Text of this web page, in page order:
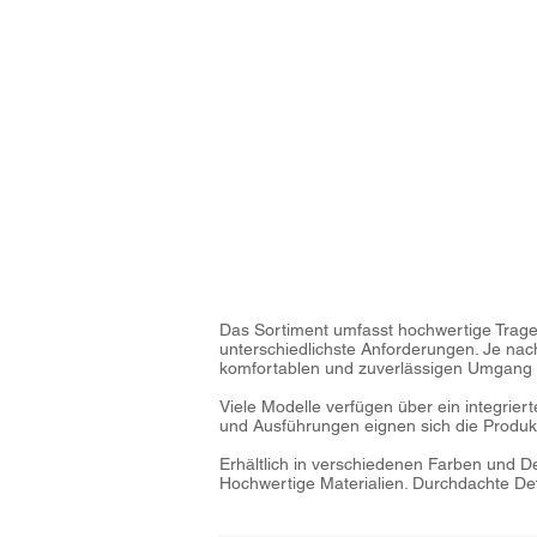
Das Sortiment umfasst hochwertige
unterschiedlichste Anforderungen. Je
komfortablen und zuverlässigen
Viele Modelle verfügen über ein
und Ausführungen eignen sich die
Erhältlich in verschiedenen Farben und
Hochwertige Materialien. Durchdachte